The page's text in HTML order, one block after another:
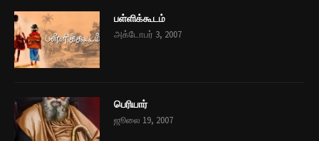
பள்ளிக்கூடம்
அக்டோபர் 3, 2007
பெரியார்
ஜூலை 19, 2007